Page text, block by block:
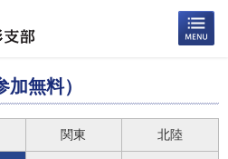
無料）
関東 北陸